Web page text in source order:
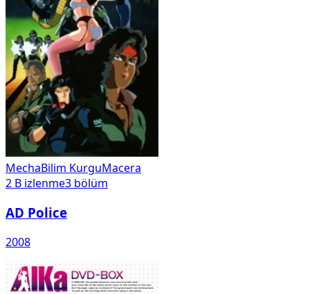
MechaBilim KurguMacera
2 B izlenme3 bölüm
AD Police
2008